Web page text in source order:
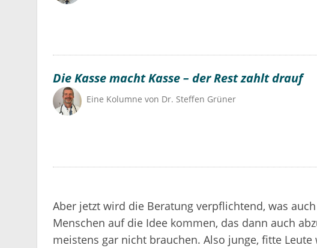
Die Kasse macht Kasse – der Rest zahlt drauf
Eine Kolumne von Dr. Steffen Grüner
Aber jetzt wird die Beratung verpflichtend, was
Menschen auf die Idee kommen, das dann auch
meistens gar nicht brauchen. Also junge, fitte